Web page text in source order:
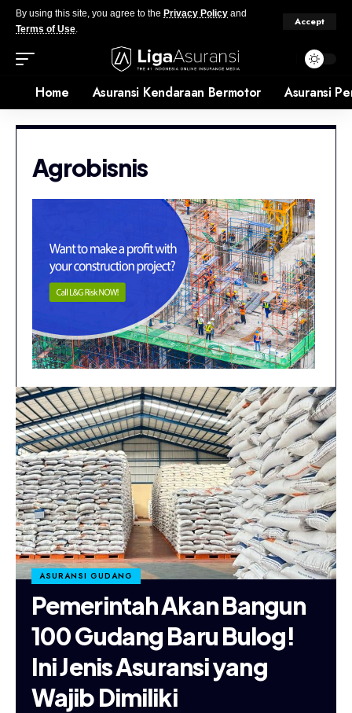
By using this site, you agree to the Privacy Policy and
Terms of Use.
Accept
Home Asuransi Kendaraan Bermotor Asuransi
Agrobisnis
ASURANSI GUDANG
Pemerintah Akan Bangun
100 Gudang Baru Bulog!
Ini Jenis Asuransi yang
Wajib Dimiliki